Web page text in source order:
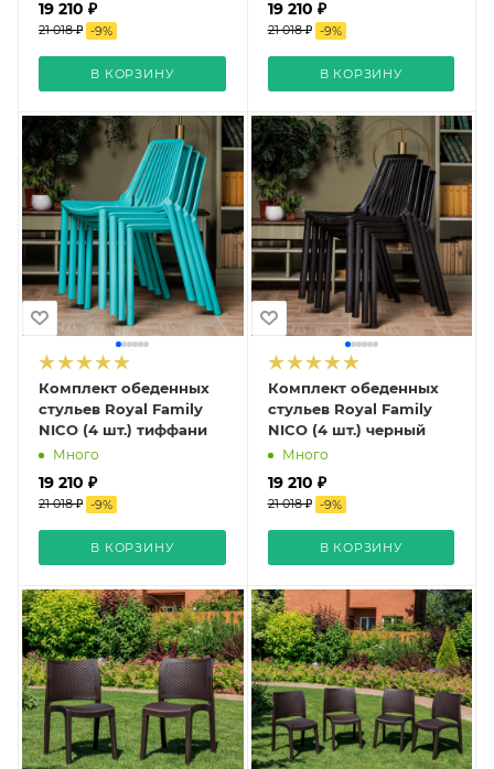
19 210 ₽
21 018 ₽ -9%
В КОРЗИНУ
19 210 ₽
21 018 ₽ -9%
В КОРЗИНУ
Комплект обеденных
стульев Royal Family
NICO (4 шт.) тиффани
Много
19 210 ₽
21 018 ₽ -9%
В КОРЗИНУ
Комплект обеденных
стульев Royal Family
NICO (4 шт.) черный
Много
19 210 ₽
21 018 ₽ -9%
В КОРЗИНУ